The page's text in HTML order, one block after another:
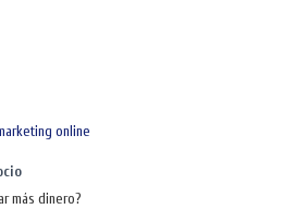
online
más dinero?